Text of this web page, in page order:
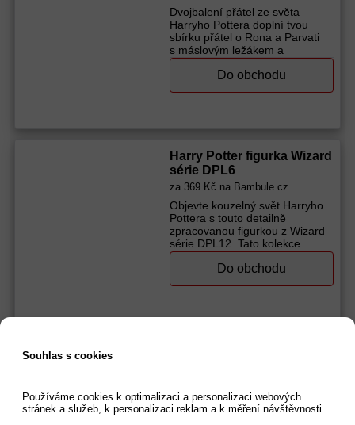
Dvojbalení přátel ze světa
Harryho Pottera doplní tvou
sbírku přátel o Rona a Parvati
s máslovým ležákem a
sladkostmi z Honeyduke
cukrárny. Figurky o velikosti
8 cm. Vhodné od 6 let.
Do obchodu
Harry Potter figurka Wizard
série DPL6
za 369 Kč na Bambule.cz
Objevte kouzelný svět Harryho
Pottera s touto detailně
zpracovanou figurkou z Wizard
série DPL12. Tato kolekce
sedmi ikonických postaviček,
jako jsou Harry Potter, Draco
Malfoy, Voldemort a další, je
a trvanlivost. Každá figurka
Do obchodu
Cho
za379 Kč na Hračky 4kids.cz
Souhlas s cookies
Používáme cookies k optimalizaci a personalizaci webových
stránek a služeb, k personalizaci reklam a k měření návštěvnosti.